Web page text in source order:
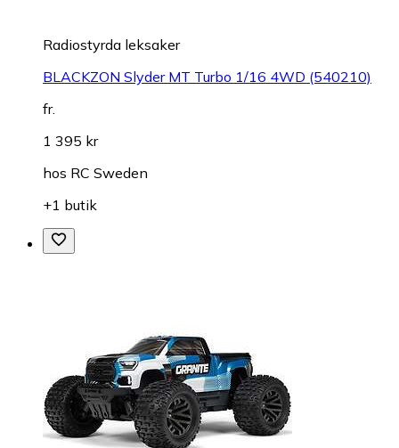
Radiostyrda leksaker
BLACKZON Slyder MT Turbo 1/16 4WD (540210)
fr.
1 395 kr
hos RC Sweden
+1 butik